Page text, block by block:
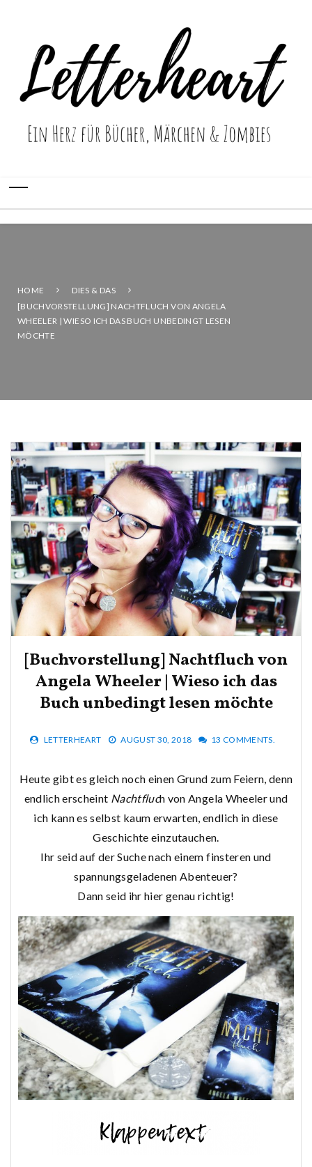
HOME
DIES & DAS
[BUCHVORSTELLUNG] NACHTFLUCH VON ANGELA
WHEELER | WIESO ICH DAS BUCH UNBEDINGT LESEN
MÖCHTE
[Buchvorstellung] Nachtfluch von
Angela Wheeler | Wieso ich das
Buch unbedingt lesen möchte
LETTERHEART AUGUST 30, 2018 13 COMMENTS.
Heute gibt es gleich noch einen Grund zum Feiern, denn
endlich erscheint Nachtfluch von Angela Wheeler und
ich kann es selbst kaum erwarten, endlich in diese
Geschichte einzutauchen.
Ihr seid auf der Suche nach einem finsteren und
spannungsgeladenen Abenteuer?
Dann seid ihr hier genau richtig!